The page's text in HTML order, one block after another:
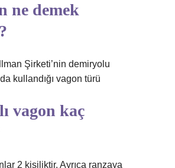
ne demek
Şirketi’nin demiryolu
kullandığı vagon türü
vagon kaç
2 kişiliktir. Ayrıca ranzaya